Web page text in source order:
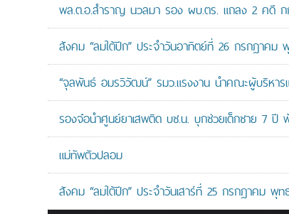
พล.ต.อ.สำราญ นวลมา รอง ผบ.ตร. แถลง 2 คดี ก
สังคม “ลมใต้ปีก” ประจำวันอาทิตย์ที่ 26 กรกฎาคม
“จุลพันธ์ อมรวิวัฒน์” รมว.แรงงาน นำคณะผู้บริหารแ
รองจ๋อนำศูนย์ยาเสพติด บช.น. บุกช่วยเด็กชาย 7 ปี
แม่ทัพตัวปลอม
สังคม “ลมใต้ปีก” ประจำวันเสาร์ที่ 25 กรกฎาคม พุ